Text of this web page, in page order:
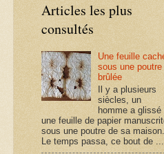
Articles les plus
consultés
Une feuille
sous une poutre
brûlée
Il y a plusieurs
siècles, un
homme a glissé
une feuille de papier
sous une poutre de sa maison.
Le temps passa, ce bout de ...